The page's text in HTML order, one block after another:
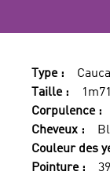
Type :
Taille :
Corpulence :
Cheveux :
Couleur des
Pointure :
39